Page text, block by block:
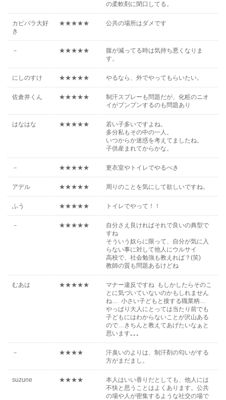
の柔軟剤に閉口してる。
カピバラ大好
き
★★★★★ 公共の場所はダメです
－ ★★★★★
腹が減ってる時は気持ち悪くなりま
す。
にしのすけ ★★★★★ やるなら、外でやってもらいたい。
佐倉井くん ★★★★★
制汗スプレーも問題だが、化粧のニオ
イがプンプンするのも問題あり
はなはな ★★★★★
若い子多いですよね。
多分私もその中の一人。
いつからか迷惑を考えてましたね。
子供産まれてからかな。
－ ★★★★★ 更衣室やトイレでやるべき
アデル ★★★★★ 周りのことを気にして欲しいですね。
ふう ★★★★★ トイレでやって！！
－ ★★★★★
自分さえ良ければそれで良いの典型で
すね
そういう奴らに限って、自分が気に入
らない事に対して他人にウルサイ
高校で、社会勉強も教えれば？(笑)
教師の質も問題あるけどね
むあは ★★★★★
マナー違反ですね もしかしたらそのこ
とに気づいていないのかもしれません
ね… 小さい子どもと接する職業柄…
やっぱり大人にとっては当たり前でも
子どもにはわからないことが沢山ある
ので…きちんと教えてあげたいなぁと
思います｡｡｡
－ ★★★★
汗臭いのよりは、制汗剤の匂いがする
方がまだまし。
suzune ★★★★
本人はいい香りだとしても、他人には
不快と思うことはよくあります。公共
の場や人が密集するような社交の場で